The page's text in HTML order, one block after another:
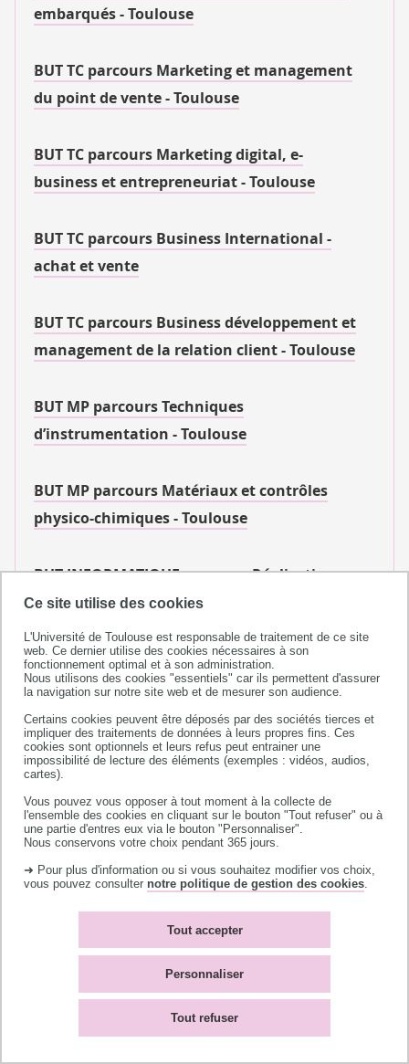
Ce site utilise des cookies
L'Université de Toulouse est responsable de traitement de ce site
web. Ce dernier utilise des cookies nécessaires à son
fonctionnement optimal et à son administration.
Nous utilisons des cookies "essentiels" car ils permettent d'assurer
la navigation sur notre site web et de mesurer son audience.
Certains cookies peuvent être déposés par des sociétés tierces et
impliquer des traitements de données à leurs propres fins. Ces
cookies sont optionnels et leurs refus peut entrainer une
impossibilité de lecture des éléments (exemples : vidéos, audios,
cartes).
Vous pouvez vous opposer à tout moment à la collecte de
l'ensemble des cookies en cliquant sur le bouton "Tout refuser" ou à
une partie d'entres eux via le bouton "Personnaliser".
Nous conservons votre choix pendant 365 jours.
➜ Pour plus d'information ou si vous souhaitez modifier vos choix,
vous pouvez consulter notre politique de gestion des cookies
Tout accepter
Tout refuser
Personnaliser
embarqués - Toulouse
BUT TC parcours Marketing et management
du point de vente - Toulouse
BUT TC parcours Marketing digital, e-
business et entrepreneuriat - Toulouse
BUT TC parcours Business International -
achat et vente
BUT TC parcours Business développement et
management de la relation client - Toulouse
BUT MP parcours Techniques
d’instrumentation - Toulouse
BUT MP parcours Matériaux et contrôles
physico-chimiques - Toulouse
BUT INFORMATIQUE parcours Réalisation
d'applications : conception, développement,
validation - Toulouse
BUT INFORMATIQUE parcours Réalisation
d'applications : conception, développement,
validation - Castres
BUT INFORMATIQUE parcours Déploiement
d'applications communicantes et sécurisées
- Toulouse
BUT INFORMATIQUE parcours
Administration, gestion et exploitation des
BUT INFO COM parcours Information